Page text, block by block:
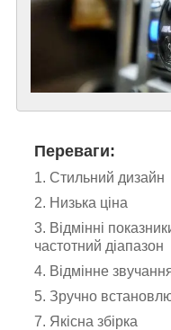
Переваги:
1. Стильний дизайн
2. Низька ціна
3. Відмінні
частотний діапазон
4. Відмінне
5. Зручно
7. Якісна збірка